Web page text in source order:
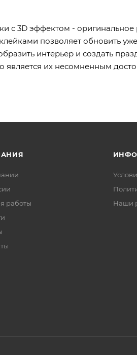
с 3D эффектом - оригинальное
позволяет обновить
интерьер и создать
является их несомненным
работы
Наши